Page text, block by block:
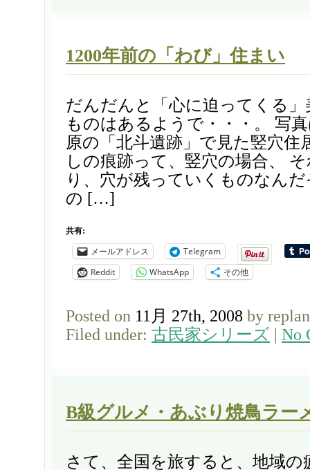
1200年前の「わび」住まい
だんだんと「心に迫ってくる
ものはあるようで・・・。 写
原の「北斗遺跡」で見た竪穴住
しの痕跡って、竪穴の場合、
り、穴が残っていくものなん
の […]
共有:
メールアドレス
Telegram
Reddit
WhatsApp その他
Posted on 11月 27th, 2008 by
Filed under: 古民家シリーズ | No
B級グルメ・あぶり焼鳥ラー
さて、全国を旅すると、地域